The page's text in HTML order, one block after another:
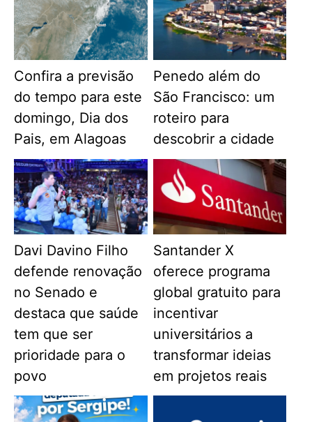
Confira a previsão
do tempo para este
domingo, Dia dos
Pais, em Alagoas
Penedo além do
São Francisco: um
roteiro para
descobrir a cidade
Davi Davino Filho
defende renovação
no Senado e
destaca que saúde
tem que ser
prioridade para o
povo
Santander X
oferece programa
global gratuito para
incentivar
universitários a
transformar ideias
em projetos reais